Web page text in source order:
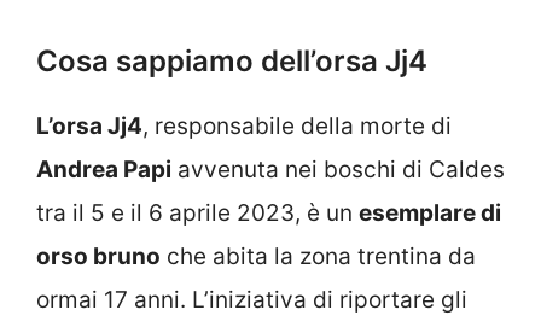
Cosa sappiamo dell’orsa Jj4
L’orsa Jj4, responsabile della morte di
Andrea Papi avvenuta nei boschi di Caldes
tra il 5 e il 6 aprile 2023, è un esemplare di
orso bruno che abita la zona trentina da
ormai 17 anni. L’iniziativa di riportare gli